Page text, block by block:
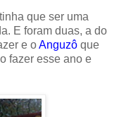
que ser uma
E foram duas, a do
e oAnguzô que
fazer esse ano e